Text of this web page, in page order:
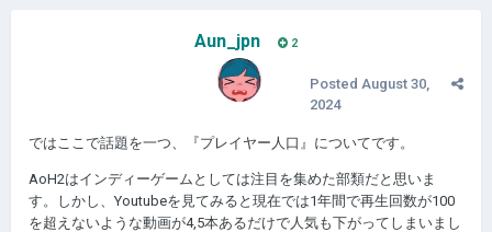
Aun_jpn 2
Posted August 30,
2024
ではここで話題を一つ、『プレイヤー人口』についてです。
AoH2はインディーゲームとしては注目を集めた部類だと思いま
す。しかし、Youtubeを見てみると現在では1年間で再生回数が100
を超えないような動画が4,5本あるだけで人気も下がってしまいまし